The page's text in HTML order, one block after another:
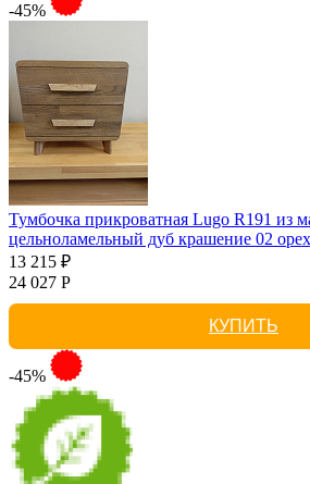
-45%
Тумбочка прикроватная Lugo R191 из
цельноламельный дуб крашение 02 орех
13 215 ₽
24 027 Р
КУПИТЬ
-45%